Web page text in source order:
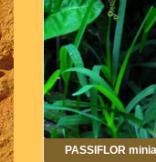
PASSIFLOR